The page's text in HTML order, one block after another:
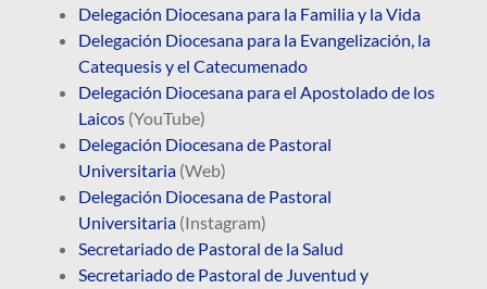
Delegación Diocesana para la Familia y la Vida
Delegación Diocesana para la Evangelización, la
Catequesis y el Catecumenado
Delegación Diocesana para el Apostolado de los
Laicos (YouTube)
Delegación Diocesana de Pastoral
Universitaria (Web)
Delegación Diocesana de Pastoral
Universitaria (Instagram)
Secretariado de Pastoral de la Salud
Secretariado de Pastoral de Juventud y